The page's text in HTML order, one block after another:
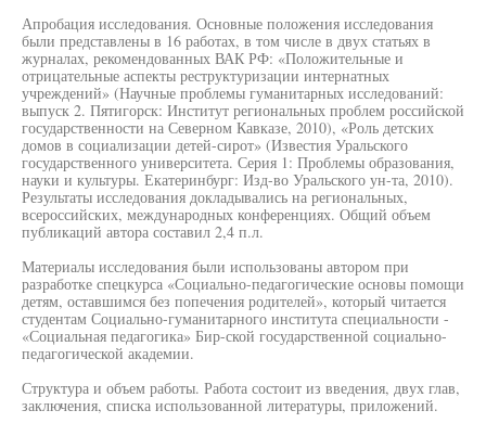
Апробация исследования. Основные положения исследования
были представлены в 16 работах, в том числе в двух статьях в
журналах, рекомендованных ВАК РФ: «Положительные и
отрицательные аспекты реструктуризации интернатных
учреждений» (Научные проблемы гуманитарных исследований:
выпуск 2. Пятигорск: Институт региональных проблем российской
государственности на Северном Кавказе, 2010), «Роль детских
домов в социализации детей-сирот» (Известия Уральского
государственного университета. Серия 1: Проблемы образования,
науки и культуры. Екатеринбург: Изд-во Уральского ун-та, 2010).
Результаты исследования докладывались на региональных,
всероссийских, международных конференциях. Общий объем
публикаций автора составил 2,4 п.л.
Материалы исследования были использованы автором при
разработке спецкурса «Социально-педагогические основы помощи
детям, оставшимся без попечения родителей», который читается
студентам Социально-гуманитарного института специальности -
«Социальная педагогика» Бир-ской государственной социально-
педагогической академии.
Структура и объем работы. Работа состоит из введения, двух глав,
заключения, списка использованной литературы, приложений.